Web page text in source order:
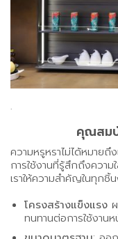
.
คุณสม
ความหรูหราไม่ได้หมา
การใช้งานที่รู้สึกถึงความ
เราให้ความสำคัญในทุกชิ้
โครงสร้างแข็งแรงผ
ทนทานต่อการใช้งาน